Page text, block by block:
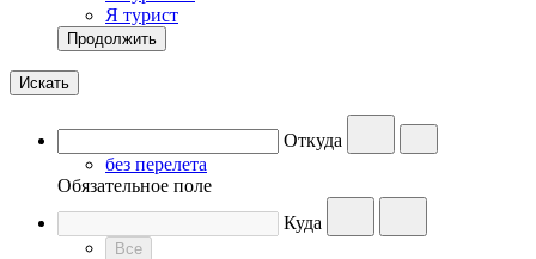
Я турист
Продолжить
Искать
Откуда
без перелета
Обязательное поле
Куда
Все